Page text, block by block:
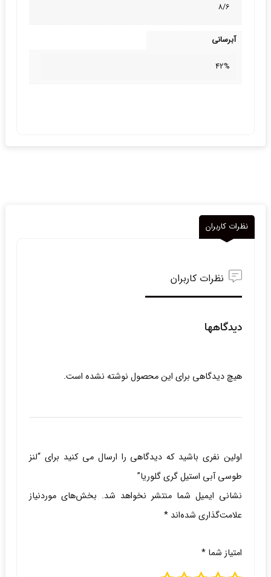
8/6
آبرسانی
42%
نظرات کاربران
نظرات کاربران
دیدگاهها
هیچ دیدگاهی برای این محصول نوشته نشده است.
اولین نفری باشید که دیدگاهی را ارسال می کنید برای “لنز
طوسی آبی استیل گری گلوریا”
نشانی ایمیل شما منتشر نخواهد شد. بخش‌های موردنیاز
علامت‌گذاری شده‌اند *
امتیاز شما *